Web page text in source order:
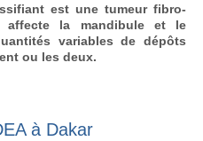
est une tumeur fibro-
affecte la mandibule et le
variables de dépôts
ou les deux.
à Dakar